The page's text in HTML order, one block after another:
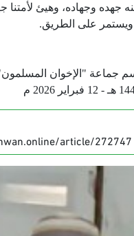
جهده وجهاده، وهيئ لأمتنا
ويستمر على الطريق.
جماعة "الإخوان
article/272747